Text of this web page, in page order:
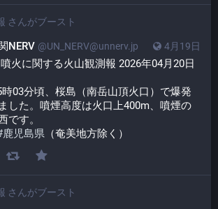
さんがブースト
4月19日
NERV @UN_NERV@unnerv.jp
噴火に関する火山観測報 2026年04月20日
時03分頃、桜島（南岳山頂火口）で爆発
した。噴煙高度は火口上400m、噴煙の
です。
鹿児島県 （奄美地方除く）
さんがブースト